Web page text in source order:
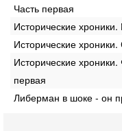
Часть первая
Исторические
Исторические
Исторические
первая
Либерман в шоке - он